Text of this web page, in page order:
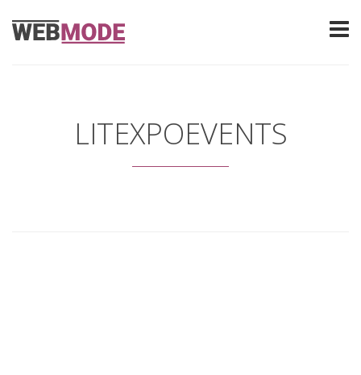
LITEXPOEVENTS